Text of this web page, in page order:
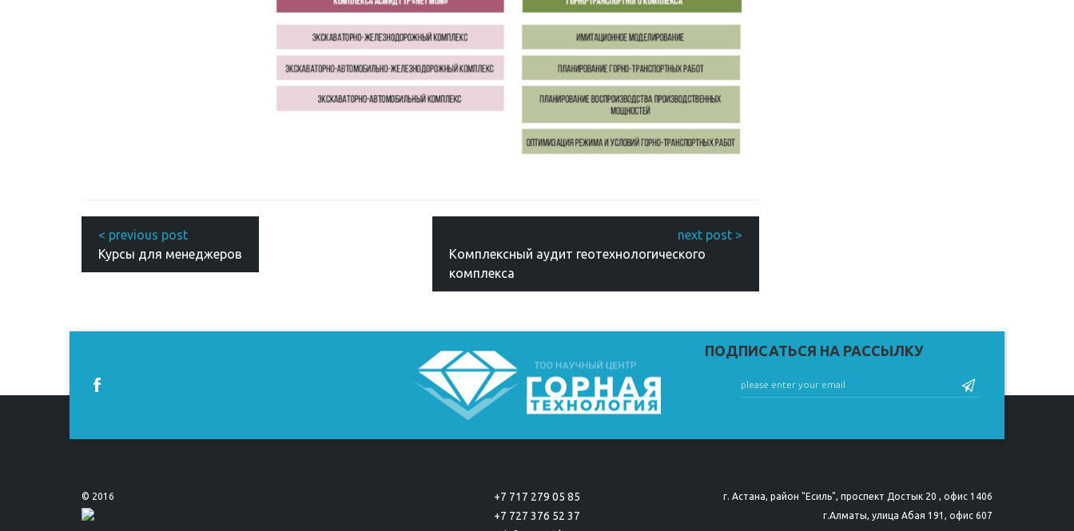
Курсы для менеджеров
Комплексный аудит геотехнологического
комплекса
ПОДПИСАТЬСЯ НА РАССЫЛКУ
© 2016
+7 717 279 05 85
+7 727 376 52 37
г. Астана, район "Есиль", проспект Достык 20 , офис 1406
г.Алматы, улица Абая 191, офис 607